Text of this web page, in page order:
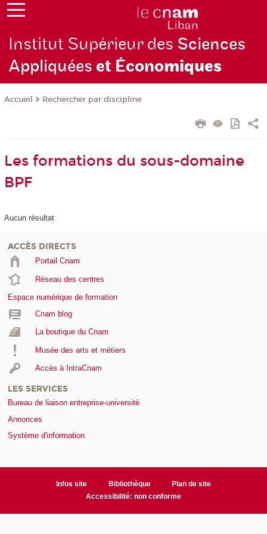
Institut Supérieur des Sciences
Appliquéeset Économiques
Accueil Rechercher par discipline
Les formations du sous-domaine
BPF
Aucun résultat
ACCÈS DIRECTS
Portail Cnam
Réseau des centres
Espace numérique de formation
Cnam blog
La boutique du Cnam
Musée des arts et métiers
Accès à IntraCnam
LES SERVICES
Bureau de liaison entreprise-université
Annonces
Système d'information
Infos site Bibliothèque
Plan de site
Accessibilité: non conforme